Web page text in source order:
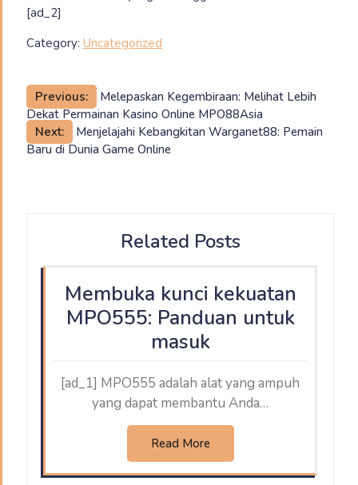
[ad_2]
Category: Uncategorized
Post
navigation
Previous:
Melepaskan Kegembiraan: Melihat Lebih
Dekat Permainan Kasino Online MPO88Asia
Next:
Menjelajahi Kebangkitan Warganet88: Pemain
Baru di Dunia Game Online
Related Posts
Membuka kunci kekuatan
MPO555: Panduan untuk
masuk
[ad_1] MPO555 adalah alat yang ampuh
yang dapat membantu Anda…
Read More